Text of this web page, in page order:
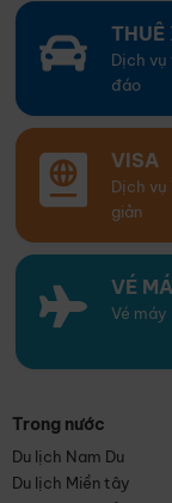
THUÊ
Dịch
đáo
VISA
Dịch vụ
giản
VÉ
Vé máy
Trong nước
Du lịch Nam Du
Du lịch Miền tây